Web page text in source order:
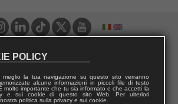
POLICY
la tua navigazione su questo sito verranno
alcune informazioni in piccoli file di testo
molto importante che tu sia informato e che accetti la
e sui cookie di questo sito Web. Per ulteriori
politica sulla privacy e sui cookie.